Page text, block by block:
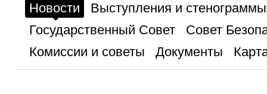
Новости
Выступления и стенограммы
Государственный Совет
Совет
Комиссии и советы
Документы